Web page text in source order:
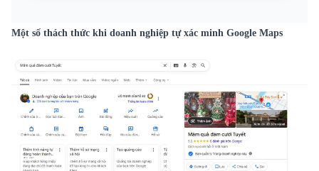
Một số thách thức khi doanh nghiệp tự xác minh Google Maps